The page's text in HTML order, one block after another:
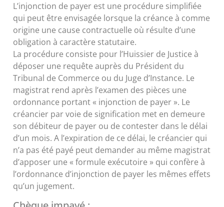
L’injonction de payer est une procédure simplifiée
qui peut être envisagée lorsque la créance à comme
origine une cause contractuelle où résulte d’une
obligation à caractère statutaire.
La procédure consiste pour l’Huissier de Justice à
déposer une requête auprès du Président du
Tribunal de Commerce ou du Juge d’Instance. Le
magistrat rend après l’examen des pièces une
ordonnance portant « injonction de payer ». Le
créancier par voie de signification met en demeure
son débiteur de payer ou de contester dans le délai
d’un mois. A l’expiration de ce délai, le créancier qui
n’a pas été payé peut demander au même magistrat
d’apposer une « formule exécutoire » qui confère à
l’ordonnance d’injonction de payer les mêmes effets
qu’un jugement.